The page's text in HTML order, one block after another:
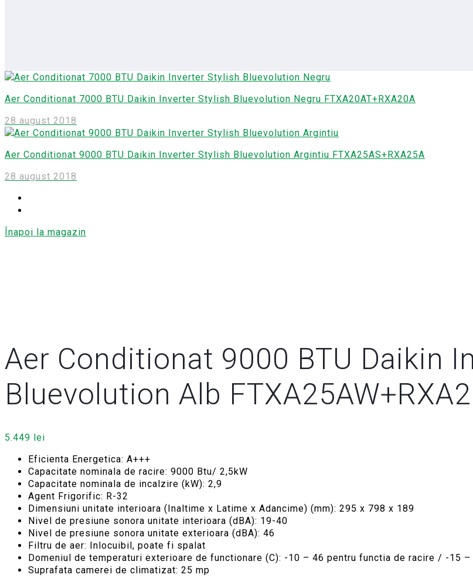
Aer Conditionat 7000 BTU Daikin Inverter Stylish Bluevolution Negru FTXA20AT+RXA20A
28 august 2018
Aer Conditionat 9000 BTU Daikin Inverter Stylish Bluevolution Argintiu FTXA25AS+RXA25A
28 august 2018
Înapoi la magazin
Aer Conditionat 9000 BTU Daikin
Bluevolution Alb
5.449 lei
Eficienta Energetica: A+++
Capacitate nominala de racire: 9000 Btu/ 2,5kW
Capacitate nominala de incalzire (kW): 2,9
Agent Frigorific: R-32
Dimensiuni unitate interioara (Inaltime x Latime x Adancime) (mm): 295 x 798 x 189
Nivel de presiune sonora unitate interioara (dBA): 19-40
Nivel de presiune sonora unitate exterioara (dBA): 46
Filtru de aer: Inlocuibil, poate fi spalat
Domeniul de temperaturi exterioare de functionare (C): -10 – 46 pentru functia de racire / -15
Suprafata camerei de climatizat: 25 mp